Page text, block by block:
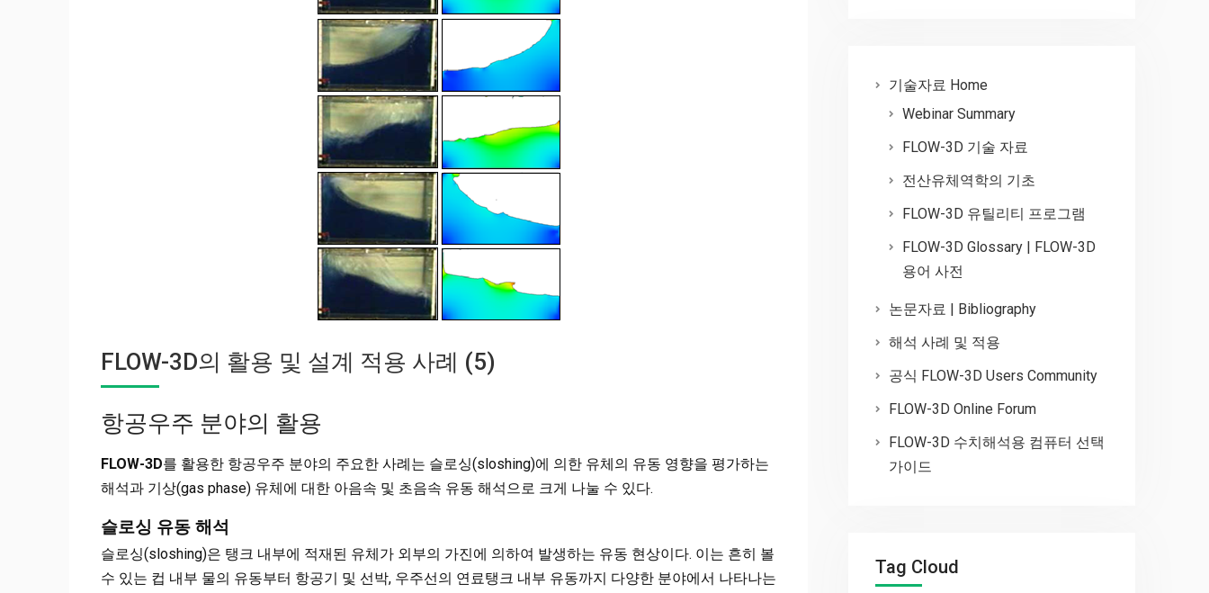
FLOW-3D의 활용 및 설계 적용 사례 (5)
항공우주 분야의 활용
FLOW-3D를 활용한 항공우주 분야의 주요한 사례는 슬로싱(sloshing)에 의한 유체의 유동 영향을 평가하는
해석과 기상(gas phase) 유체에 대한 아음속 및 초음속 유동 해석으로 크게 나눌 수 있다.
슬로싱 유동 해석
슬로싱(sloshing)은 탱크 내부에 적재된 유체가 외부의 가진에 의하여 발생하는 유동 현상이다. 이는 흔히 볼
수 있는 컵 내부 물의 유동부터 항공기 및 선박, 우주선의 연료탱크 내부 유동까지 다양한 분야에서 나타나는
기술자료 Home
Webinar Summary
FLOW-3D 기술 자료
전산유체역학의 기초
FLOW-3D 유틸리티 프로그램
FLOW-3D Glossary | FLOW-3D
용어 사전
논문자료 | Bibliography
해석 사례 및 적용
공식 FLOW-3D Users Community
FLOW-3D Online Forum
FLOW-3D 수치해석용 컴퓨터 선택
가이드
Tag Cloud